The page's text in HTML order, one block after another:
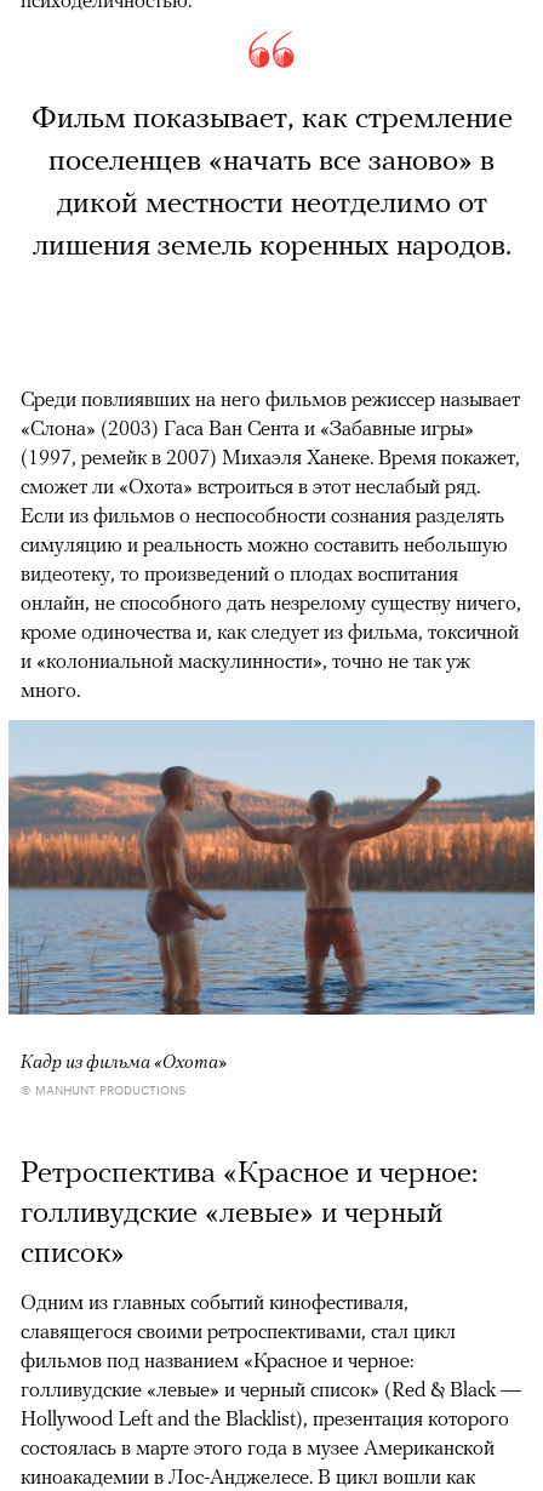
Фильм показывает, как стремление
поселенцев «начать все заново» в
дикой местности неотделимо от
лишения земель коренных народов.
Среди повлиявших на него фильмов режиссер называет
«Слона» (2003) Гаса Ван Сента и «Забавные игры»
(1997, ремейк в 2007) Михаэля Ханеке. Время покажет,
сможет ли «Охота» встроиться в этот неслабый ряд.
Если из фильмов о неспособности сознания разделять
симуляцию и реальность можно составить небольшую
видеотеку, то произведений о плодах воспитания
онлайн, не способного дать незрелому существу ничего,
кроме одиночества и, как следует из фильма, токсичной
и «колониальной маскулинности», точно не так уж
много.
Кадр из фильма «Охота»
© MANHUNT PRODUCTIONS
Ретроспектива «Красное и черное:
голливудские «левые» и черный
список»
Одним из главных событий кинофестиваля,
славящегося своими ретроспективами, стал цикл
фильмов под названием «Красное и черное:
голливудские «левые» и черный список» (Red & Black —
Hollywood Left and the Blacklist), презентация которого
состоялась в марте этого года в музее Американской
киноакадемии в Лос-Анджелесе. В цикл вошли как